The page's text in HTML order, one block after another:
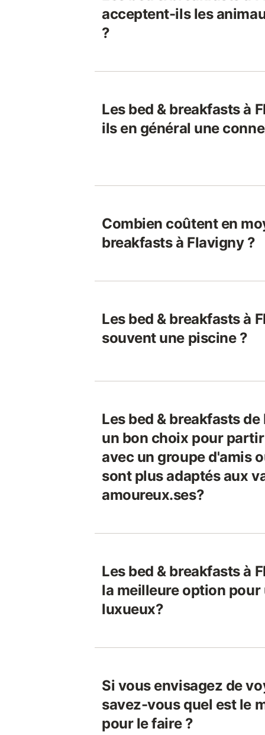
acceptent-ils les
?
Les bed & breakfasts à
ils en général une
Combien coûtent en
breakfasts à Flavigny ?
Les bed & breakfasts à
souvent une piscine ?
Les bed & breakfasts
un bon choix pour
avec un groupe d'amis
sont plus adaptés aux
amoureux.ses?
Les bed & breakfasts à
la meilleure option pour
luxueux?
Si vous envisagez de
savez-vous quel est le
pour le faire ?